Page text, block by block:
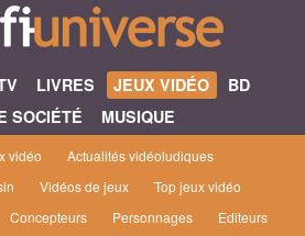
LIVRES JEUX VIDÉO
BD
SOCIÉTÉ
MUSIQUE
vidéo
Actualités vidéoludiques
Vidéos de jeux
Top jeux vidéo
Concepteurs Personnages
Editeurs